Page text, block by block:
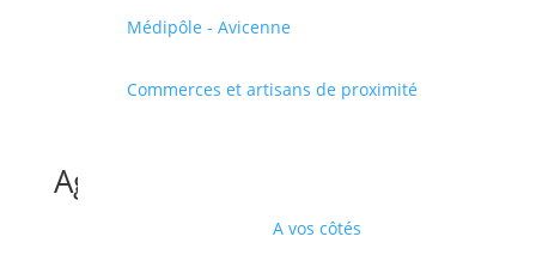
Médipôle - Avicenne
Commerces et artisans de proximité
A vos côtés
Agenda